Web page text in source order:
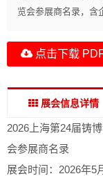
览会参展商名录，含
点击下载
展会信息详情
2026上海第24届铸
会参展商名录
展会时间：2026年5